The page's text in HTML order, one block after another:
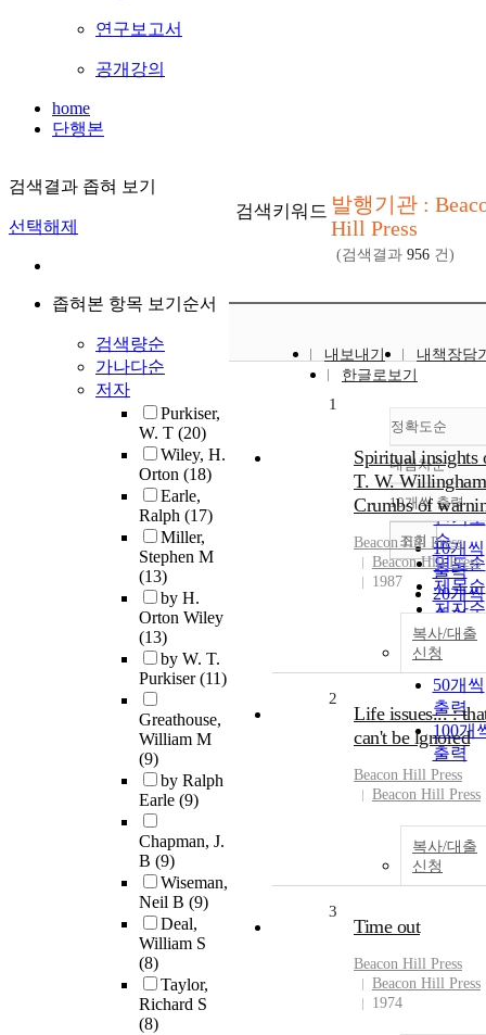
연구보고서
공개강의
home
단행본
검색결과 좁혀 보기
선택해제
좁혀본 항목 보기순서
검색량순
가나다순
저자
Purkiser,
W. T (20)
Wiley, H.
Orton (18)
Earle,
Ralph (17)
Miller,
Stephen M
(13)
by H.
Orton Wiley
(13)
by W. T.
Purkiser(11)
Greathouse,
William M
(9)
by Ralph
Earle (9)
Chapman, J.
B (9)
Wiseman,
Neil B (9)
Deal,
William S
(8)
Taylor,
Richard S
(8)
검색키워드 발행기관 :
Hill Press
(검색결과 956 건)
내보내기
내책장담
한글로보기
정확도순
정확도
순
인기도
순
연도순
제목순
저자순
발행기
관순
내림차순
내림
10개씩 출력
10개씩
출력
20개씩
출력
30개씩
출력
50개씩
출력
100개
출력
조회
1
Spiritual insights
T. W.
Crumbs of
Beacon Hill Press
Beacon Hill Press
1987
복사/대출
신청
2
Life issues... :
can't be lgnored
Beacon Hill Press
Beacon Hill Press
복사/대출
신청
3
Time out
Beacon Hill Press
Beacon Hill Press
1974